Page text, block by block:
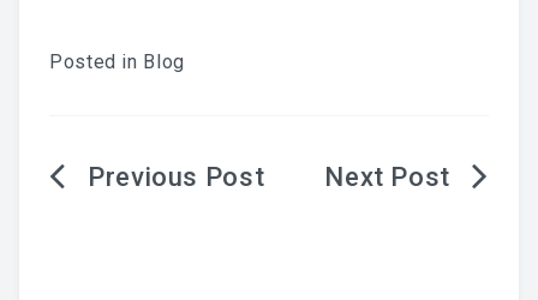
Posted in Blog
Berichtnavigatie